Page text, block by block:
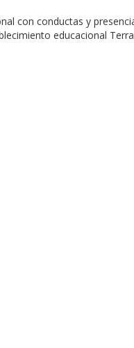
con conductas y
educacional